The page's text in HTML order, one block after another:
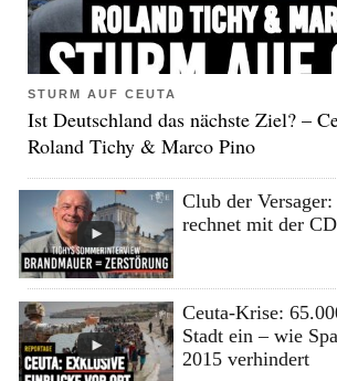
STURM AUF CEUTA
Ist Deutschland das nächste Ziel? –
Roland Tichy & Marco Pino
Club der
rechnet mit der
Ceuta-Krise:
Stadt ein – wie
2015 verhindert